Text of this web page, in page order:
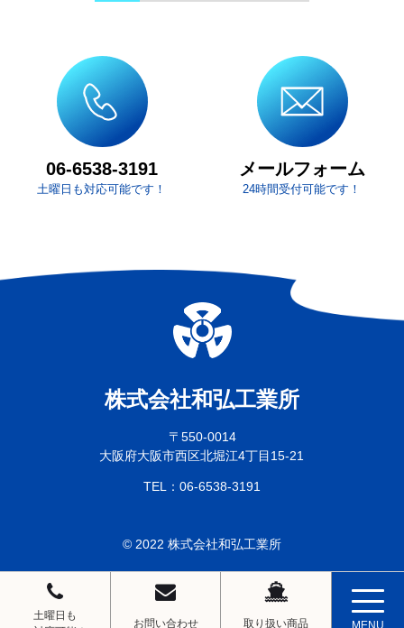
​​​​​​​土曜日も
お問い合わせ 取り扱い商品 MENU
06-6538-3191
土曜日も対応可能です！
メールフォーム
24時間受付可能です！
〒550-0014
大阪府大阪市西区北堀江4丁目15-21
TEL：06-6538-3191
© 2022 株式会社和弘工業所